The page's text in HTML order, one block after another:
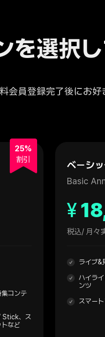
を選択
会員登録完了後にお好
25%
割引
コンテ
Stick、ス
など
ベーシ
Basic
¥
税込/ 月々
ライブ&
ハイラ
ンツ
スマー